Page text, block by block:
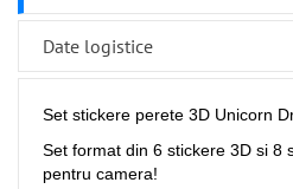
Date logistice
Set stickere perete 3D Unicorn
Set format din 6 stickere 3D si 8
pentru camera!